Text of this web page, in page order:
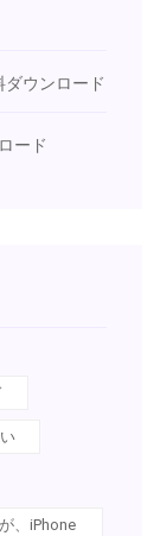
ダウンロード
ード
、iPhone